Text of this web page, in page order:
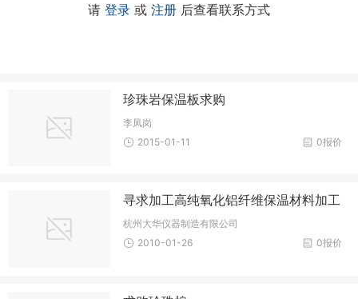
请 登录 或 注册 后查看联系方式
珍珠岩保温板求购
李凤岗
0报价
2015-01-11
寻求加工高纯氧化铝纤维保温材料加工
杭州大华仪器制造有限公司
0报价
2010-01-26